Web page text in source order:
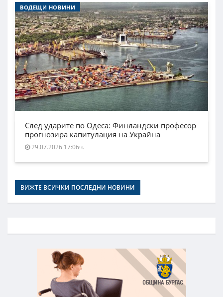
ВОДЕЩИ НОВИНИ
След ударите по Одеса: Финландски професор
прогнозира капитулация на Украйна
29.07.2026 17:06ч.
ВИЖТЕ ВСИЧКИ ПОСЛЕДНИ НОВИНИ